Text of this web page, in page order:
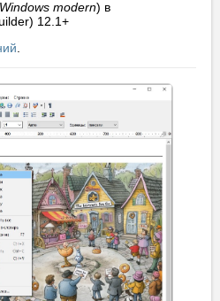
modern) в
12.1+
.